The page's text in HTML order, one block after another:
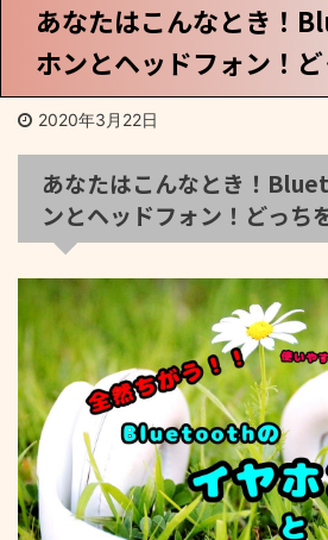
あなたはこんなとき！
ホンとヘッドフォン！
2020年3月22日
あなたはこんなとき！
ンとヘッドフォン！どっち